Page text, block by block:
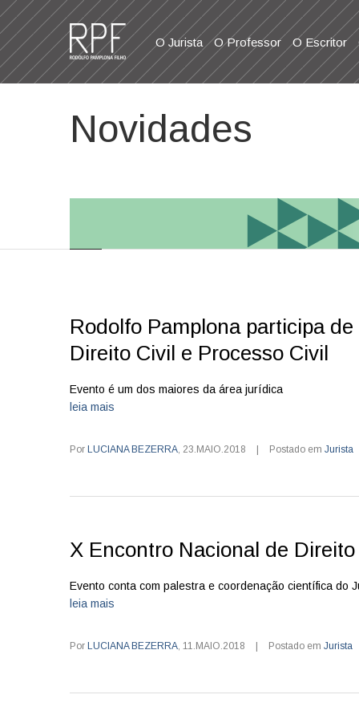
O Jurista O Professor O Escritor
Novidades
Rodolfo Pamplona participa
Direito Civil e Processo Civil
Evento é um dos maiores da área jurídica
leia mais
Por LUCIANA BEZERRA, 23.MAIO.2018 Postado em Jurista
X Encontro Nacional de
Evento conta com palestra e coordenação científica do
leia mais
Por LUCIANA BEZERRA, 11.MAIO.2018 Postado em Jurista